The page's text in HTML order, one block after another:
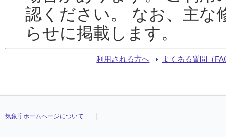
認ください。 なお、主な
らせに掲載します。
利用される方へ よくある質問（
気象庁ホームページについて